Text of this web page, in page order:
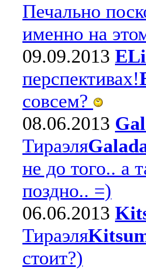
Печально
именно на
09.09.2013 ELi
перспективах!
совсем?
08.06.2013
Тираэля
не до того.. а
поздно.. =)
06.06.2013
Тираэля
стоит?)